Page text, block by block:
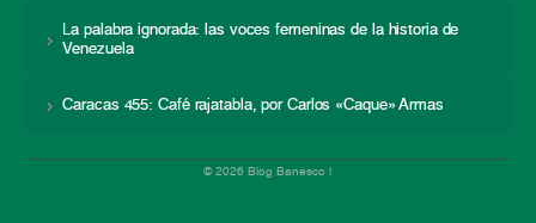
La palabra ignorada: las voces femeninas de la historia de
Venezuela
Caracas 455: Café rajatabla, por Carlos «Caque» Armas
© 2026 Blog Banesco |